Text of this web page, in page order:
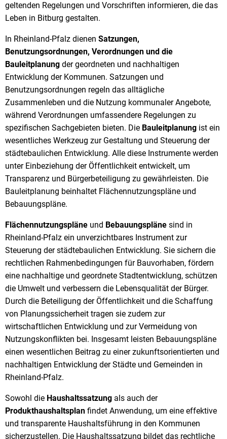
geltenden Regelungen und Vorschriften informieren, die das
Leben in Bitburg gestalten.
In Rheinland-Pfalz dienen Satzungen,
Benutzungsordnungen, Verordnungen und die
Bauleitplanung der geordneten und nachhaltigen
Entwicklung der Kommunen. Satzungen und
Benutzungsordnungen regeln das alltägliche
Zusammenleben und die Nutzung kommunaler Angebote,
während Verordnungen umfassendere Regelungen zu
spezifischen Sachgebieten bieten. Die Bauleitplanung ist ein
wesentliches Werkzeug zur Gestaltung und Steuerung der
städtebaulichen Entwicklung. Alle diese Instrumente werden
unter Einbeziehung der Öffentlichkeit entwickelt, um
Transparenz und Bürgerbeteiligung zu gewährleisten. Die
Bauleitplanung beinhaltet Flächennutzungspläne und
Bebauungspläne.
Flächennutzungspläne und Bebauungspläne sind in
Rheinland-Pfalz ein unverzichtbares Instrument zur
Steuerung der städtebaulichen Entwicklung. Sie sichern die
rechtlichen Rahmenbedingungen für Bauvorhaben, fördern
eine nachhaltige und geordnete Stadtentwicklung, schützen
die Umwelt und verbessern die Lebensqualität der Bürger.
Durch die Beteiligung der Öffentlichkeit und die Schaffung
von Planungssicherheit tragen sie zudem zur
wirtschaftlichen Entwicklung und zur Vermeidung von
Nutzungskonflikten bei. Insgesamt leisten Bebauungspläne
einen wesentlichen Beitrag zu einer zukunftsorientierten und
nachhaltigen Entwicklung der Städte und Gemeinden in
Rheinland-Pfalz.
Sowohl die Haushaltssatzung als auch der
Produkthaushaltsplan findet Anwendung, um eine effektive
und transparente Haushaltsführung in den Kommunen
sicherzustellen. Die Haushaltssatzung bildet das rechtliche